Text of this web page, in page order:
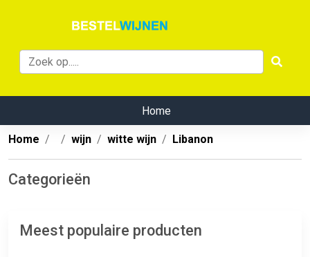
Home
Home wijn witte wijn Libanon
Categorieën
Meest populaire producten